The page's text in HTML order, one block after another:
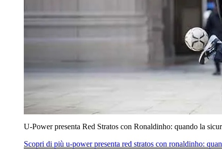
U‑Power presenta Red Stratos con Ronaldinho: quando la
Scopri di più u‑power presenta red stratos con ronaldinho: